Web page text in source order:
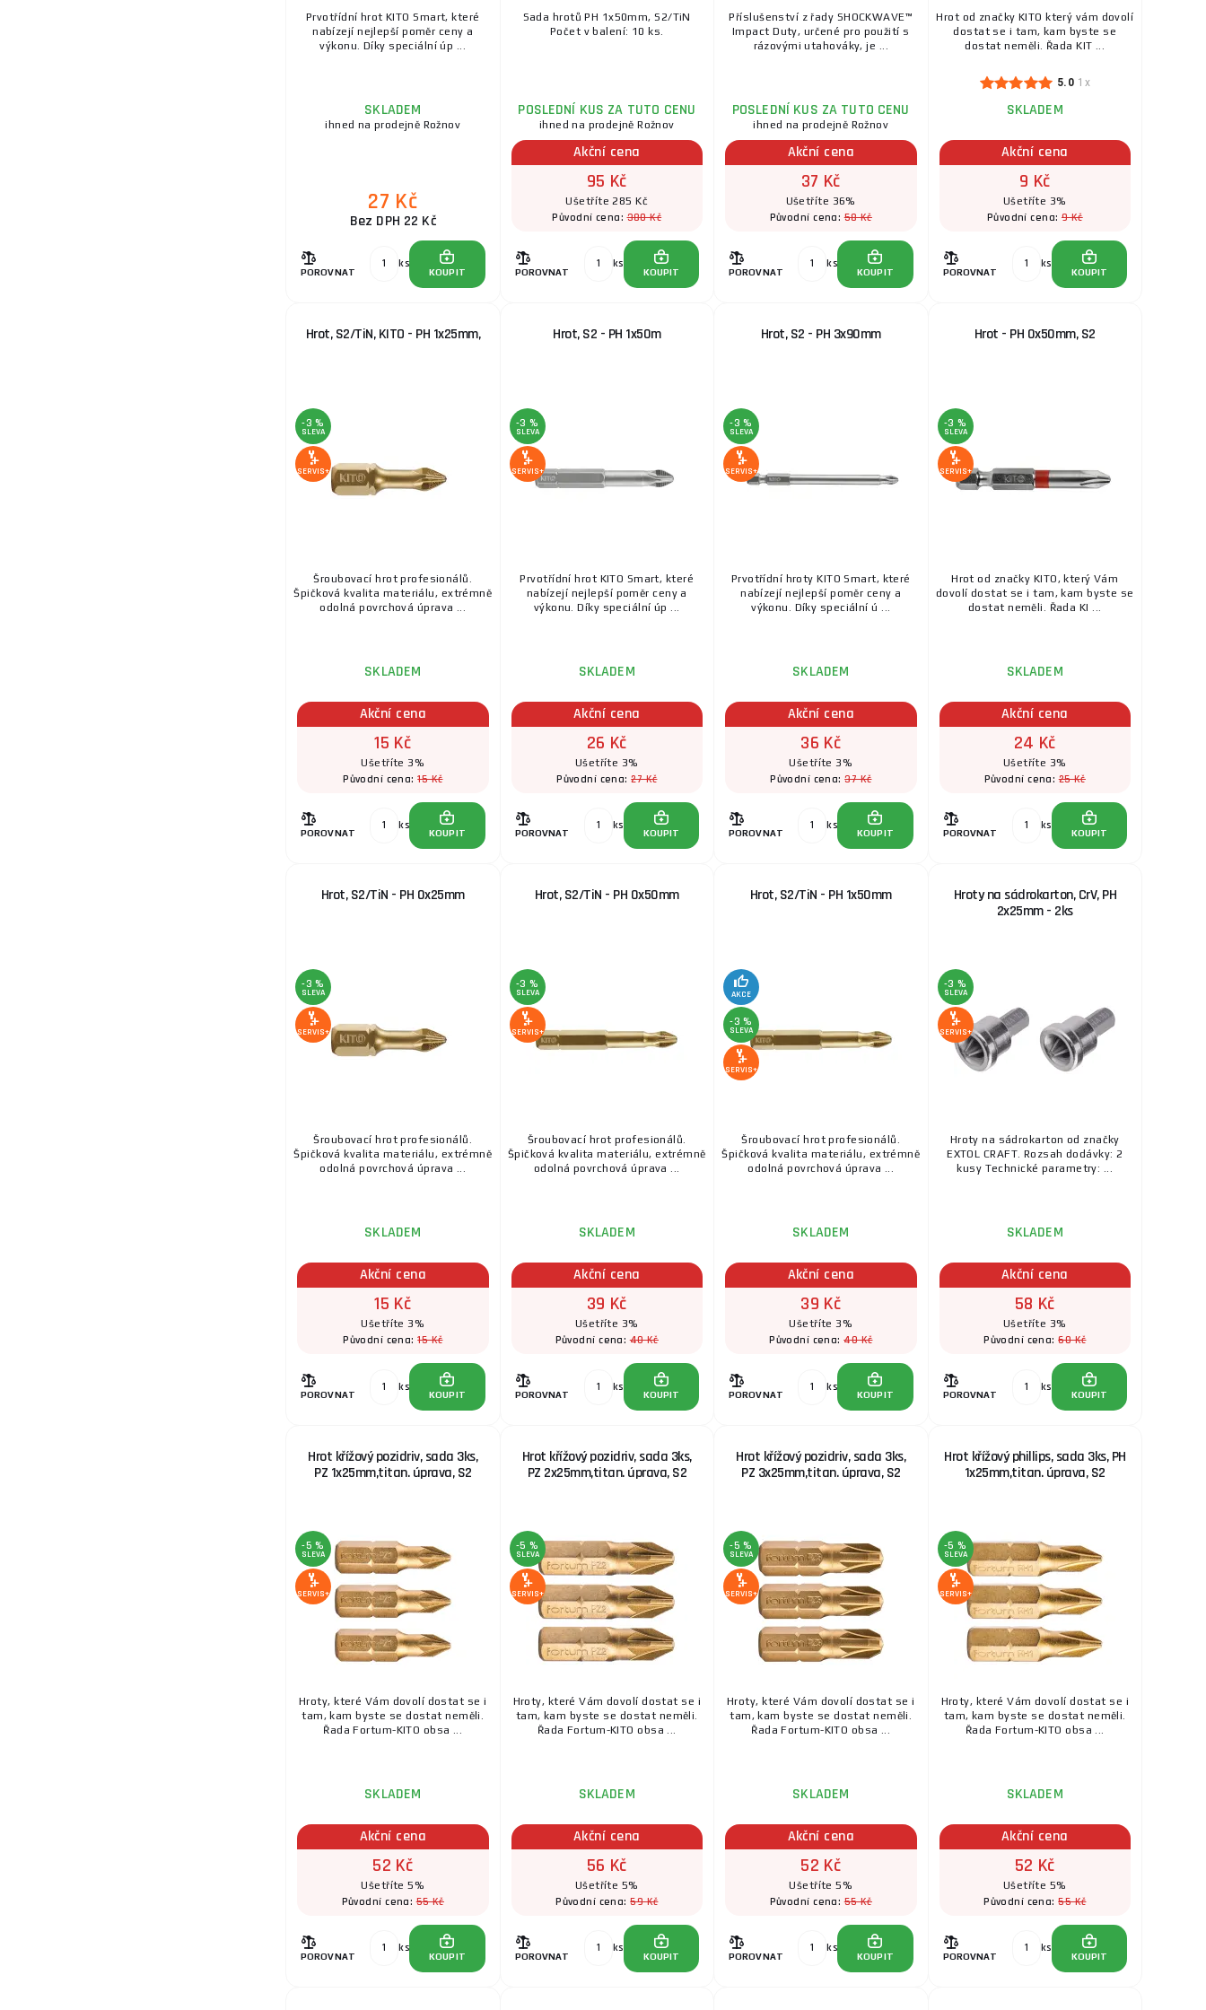
9.
Hroty, které Vám dovolí dostat se i tam, kam byste se dostat neměli.
Řada Fortum-KITO obsahuje široký záběr od běžně pou ...
ks KOUPIT
Prvotřídní hrot KITO Smart, které
nabízejí nejlepší poměr ceny a
výkonu. Díky speciální úp ...
SKLADEM
ihned na prodejně Rožnov
27 Kč
Bez DPH 22 Kč
POROVNAT
ks
KOUPIT
Sada hrotů PH 1x50mm, S2/TiN
Počet v balení: 10 ks.
POSLEDNÍ KUS ZA TUTO CENU
ihned na prodejně Rožnov
Akční cena
95 Kč
Ušetříte 285 Kč
Původní cena:380 Kč
POROVNAT
ks
KOUPIT
Příslušenství z řady SHOCKWAVE™
Impact Duty, určené pro použití s
rázovými utahováky, je ...
POSLEDNÍ KUS ZA TUTO CENU
ihned na prodejně Rožnov
Akční cena
37 Kč
Ušetříte 36%
Původní cena:58 Kč
POROVNAT
ks
KOUPIT
Hrot od značky KITO který vám dovolí
dostat se i tam, kam byste se
dostat neměli. Řada KIT ...
5.0 1x
SKLADEM
Akční cena
9 Kč
Ušetříte 3%
Původní cena: 9 Kč
POROVNAT
ks
KOUPIT
Hrot, S2/TiN, KITO - PH 1x25mm,
-3 %
SLEVA
SERVIS+
Šroubovací hrot profesionálů.
Špičková kvalita materiálu, extrémně
odolná povrchová úprava ...
SKLADEM
Akční cena
15 Kč
Ušetříte 3%
Původní cena:15 Kč
POROVNAT
ks
KOUPIT
Hrot, S2 - PH 1x50m
-3 %
SLEVA
SERVIS+
Prvotřídní hrot KITO Smart, které
nabízejí nejlepší poměr ceny a
výkonu. Díky speciální úp ...
SKLADEM
Akční cena
26 Kč
Ušetříte 3%
Původní cena:27 Kč
POROVNAT
ks
KOUPIT
Hrot, S2 - PH 3x90mm
-3 %
SLEVA
SERVIS+
Prvotřídní hroty KITO Smart, které
nabízejí nejlepší poměr ceny a
výkonu. Díky speciální ú ...
SKLADEM
Akční cena
36 Kč
Ušetříte 3%
Původní cena:37 Kč
POROVNAT
ks
KOUPIT
Hrot - PH 0x50mm, S2
-3 %
SLEVA
SERVIS+
Hrot od značky KITO, který Vám
dovolí dostat se i tam, kam byste se
dostat neměli. Řada KI ...
SKLADEM
Akční cena
24 Kč
Ušetříte 3%
Původní cena:25 Kč
POROVNAT
ks
KOUPIT
Hrot, S2/TiN - PH 0x25mm
-3 %
SLEVA
SERVIS+
Šroubovací hrot profesionálů.
Špičková kvalita materiálu, extrémně
odolná povrchová úprava ...
SKLADEM
Akční cena
15 Kč
Ušetříte 3%
Původní cena:15 Kč
POROVNAT
ks
KOUPIT
Hrot, S2/TiN - PH 0x50mm
-3 %
SLEVA
SERVIS+
Šroubovací hrot profesionálů.
Špičková kvalita materiálu, extrémně
odolná povrchová úprava ...
SKLADEM
Akční cena
39 Kč
Ušetříte 3%
Původní cena:40 Kč
POROVNAT
ks
KOUPIT
Hrot, S2/TiN - PH 1x50mm
AKCE
-3 %
SLEVA
SERVIS+
Šroubovací hrot profesionálů.
Špičková kvalita materiálu, extrémně
odolná povrchová úprava ...
SKLADEM
Akční cena
39 Kč
Ušetříte 3%
Původní cena:40 Kč
POROVNAT
ks
KOUPIT
Hroty na sádrokarton, CrV, PH
2x25mm - 2ks
-3 %
SLEVA
SERVIS+
Hroty na sádrokarton od značky
EXTOL CRAFT. Rozsah dodávky: 2
kusy Technické parametry: ...
SKLADEM
Akční cena
58 Kč
Ušetříte 3%
Původní cena:60 Kč
POROVNAT
ks
KOUPIT
Hrot křížový pozidriv, sada 3ks,
PZ 1x25mm,titan. úprava, S2
-5 %
SLEVA
SERVIS+
Hroty, které Vám dovolí dostat se i
tam, kam byste se dostat neměli.
Řada Fortum-KITO obsa ...
SKLADEM
Akční cena
52 Kč
Ušetříte 5%
Původní cena:55 Kč
POROVNAT
ks
KOUPIT
Hrot křížový pozidriv, sada 3ks,
PZ 2x25mm,titan. úprava, S2
-5 %
SLEVA
SERVIS+
Hroty, které Vám dovolí dostat se i
tam, kam byste se dostat neměli.
Řada Fortum-KITO obsa ...
SKLADEM
Akční cena
56 Kč
Ušetříte 5%
Původní cena:59 Kč
POROVNAT
ks
KOUPIT
Hrot křížový pozidriv, sada 3ks,
PZ 3x25mm,titan. úprava, S2
-5 %
SLEVA
SERVIS+
Hroty, které Vám dovolí dostat se i
tam, kam byste se dostat neměli.
Řada Fortum-KITO obsa ...
SKLADEM
Akční cena
52 Kč
Ušetříte 5%
Původní cena:55 Kč
POROVNAT
ks
KOUPIT
Hrot křížový phillips, sada 3ks, PH
1x25mm,titan. úprava, S2
-5 %
SLEVA
SERVIS+
Hroty, které Vám dovolí dostat se i
tam, kam byste se dostat neměli.
Řada Fortum-KITO obsa ...
SKLADEM
Akční cena
52 Kč
Ušetříte 5%
Původní cena:55 Kč
POROVNAT
ks
KOUPIT